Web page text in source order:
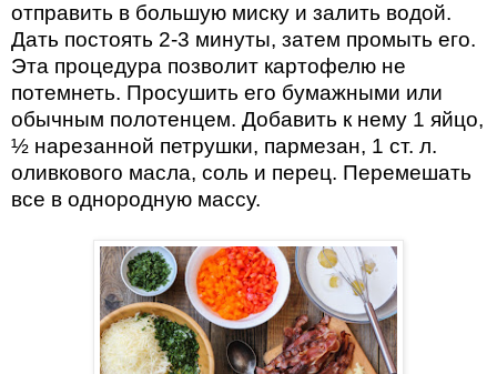
отправить в большую миску и залить водой.
Дать постоять 2-3 минуты, затем промыть его.
Эта процедура позволит картофелю не
потемнеть. Просушить его бумажными или
обычным полотенцем. Добавить к нему 1 яйцо,
½ нарезанной петрушки, пармезан, 1 ст. л.
оливкового масла, соль и перец. Перемешать
все в однородную массу.